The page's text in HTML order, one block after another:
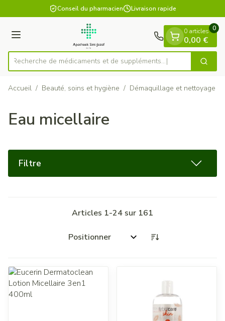
Aller au contenu
1 de 1Conseil du pharmacien Livraison rapide
Menu
Rechercher
Recherche de médicaments et de
0 articles
0,00 €
0
Accueil / Beauté, soins et hygiène / Démaquillage et nettoyage
Eau micellaire
Filtre
Articles 1-24 sur 161
Trier par: